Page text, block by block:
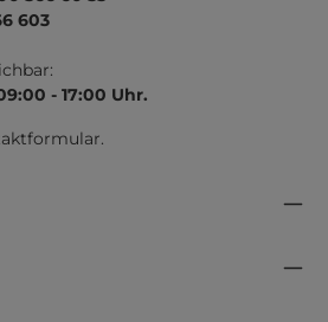
603
- 17:00 Uhr.
.